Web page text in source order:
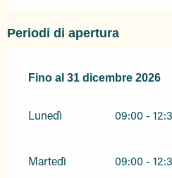
Periodi di apertura
Dal4 febbraio 2026 al31
Fino al 31 dicembre 2026
Lunedì 09:00 -
Martedì 09:00 -